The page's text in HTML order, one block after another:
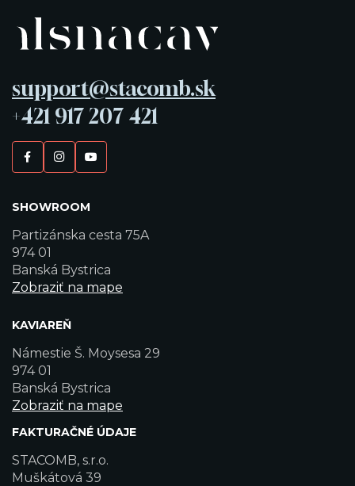
support@stacomb.sk
+421 917 207 421
SHOWROOM
Partizánska cesta 75A
974 01
Banská Bystrica
Zobraziť na mape
KAVIAREŇ
Námestie Š. Moysesa 29
974 01
Banská Bystrica
Zobraziť na mape
FAKTURAČNÉ ÚDAJE
STACOMB, s.r.o.
Muškátová 39